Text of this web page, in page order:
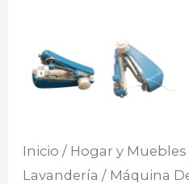
Inicio / Hogar y Muebles
Lavandería / Máquina